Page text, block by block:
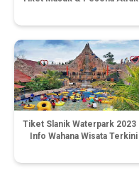
Tiket Slanik Waterpark 2023
Info Wahana Wisata Terkini